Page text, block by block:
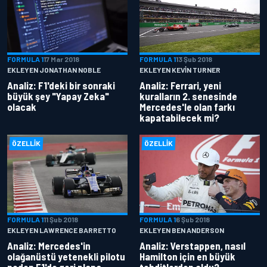
FORMULA 117 Mar 2018
EKLEYEN JONATHAN NOBLE
Analiz: F1'deki bir sonraki
büyük şey "Yapay Zeka"
olacak
FORMULA 113 Şub 2018
EKLEYEN KEVIN TURNER
Analiz: Ferrari, yeni
kuralların 2. senesinde
Mercedes'le olan farkı
kapatabilecek mi?
ÖZELLIK
FORMULA 111 Şub 2018
EKLEYEN LAWRENCE BARRETTO
Analiz: Mercedes'in
olağanüstü yetenekli pilotu
ÖZELLIK
FORMULA 16 Şub 2018
EKLEYEN BEN ANDERSON
Analiz: Verstappen, nasıl
Hamilton için en büyük